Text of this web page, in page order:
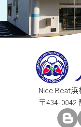
Nice Beat浜
〒434-0042